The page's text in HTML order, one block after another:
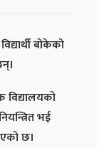
बोकेको
विद्यालयको
भई
छ।